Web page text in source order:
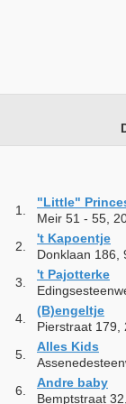
1.
"Little"
Meir 51 - 55,
2.
't Kapoentje
Donklaan 186,
3.
't Pajotterke
4.
(B)engeltje
Pierstraat 179,
5.
Alles Kids
6.
Andre baby
Bemptstraat